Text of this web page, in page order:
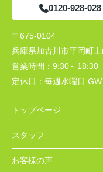
0120-928-028
〒675-0104
兵庫県加古川市平岡町土
営業時間： 9:30～18:30
定休日： 毎週水曜日
トップページ
スタッフ
お客様の声